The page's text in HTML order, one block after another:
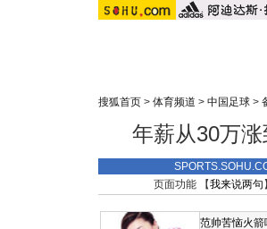
搜狐首页 > 体育频道 > 中国足球 >
年薪从30万
页面功能 【我来说两句
范帅苦恼火